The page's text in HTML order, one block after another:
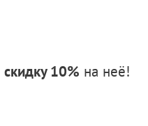
скидку 10% на неё!